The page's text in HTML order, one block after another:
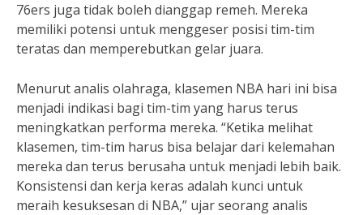
76ers juga tidak boleh dianggap remeh. Mereka
memiliki potensi untuk menggeser posisi tim-tim
teratas dan memperebutkan gelar juara.
Menurut analis olahraga, klasemen NBA hari ini bisa
menjadi indikasi bagi tim-tim yang harus terus
meningkatkan performa mereka. “Ketika melihat
klasemen, tim-tim harus bisa belajar dari kelemahan
mereka dan terus berusaha untuk menjadi lebih baik.
Konsistensi dan kerja keras adalah kunci untuk
meraih kesuksesan di NBA,” ujar seorang analis